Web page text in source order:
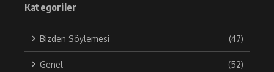
Kategoriler
Bizden Söylemesi (47)
Genel (52)